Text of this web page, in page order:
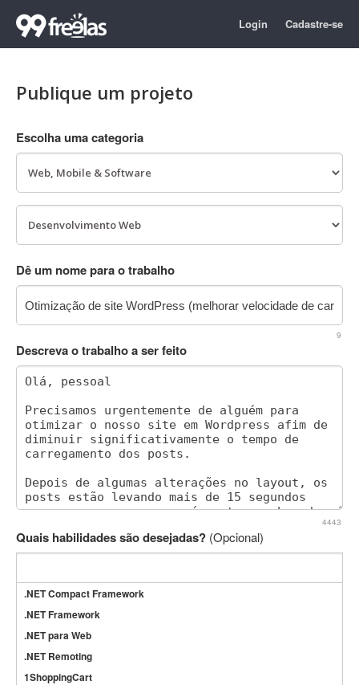
Login Cadastre-se
Publique um projeto
Escolha uma categoria
Dê um nome para o trabalho
9
Descreva o trabalho a ser feito
4443
Quais habilidades são desejadas? (Opcional)
.NET Compact Framework
.NET Framework
.NET para Web
.NET Remoting
1ShoppingCart